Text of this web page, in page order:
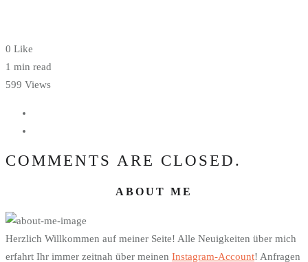
0 Like
1 min read
599 Views
COMMENTS ARE CLOSED.
ABOUT ME
Herzlich Willkommen auf meiner Seite! Alle Neuigkeiten über mich
erfahrt Ihr immer zeitnah über meinen Instagram-Account! Anfragen